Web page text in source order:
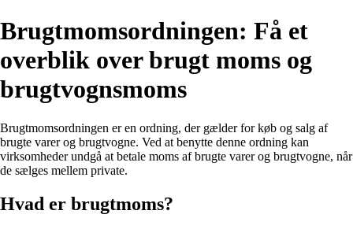
Brugtmomsordningen: Få et
overblik over brugt moms og
brugtvognsmoms
Brugtmomsordningen er en ordning, der gælder for køb og salg af
brugte varer og brugtvogne. Ved at benytte denne ordning kan
virksomheder undgå at betale moms af brugte varer og brugtvogne, når
de sælges mellem private.
Hvad er brugtmoms?